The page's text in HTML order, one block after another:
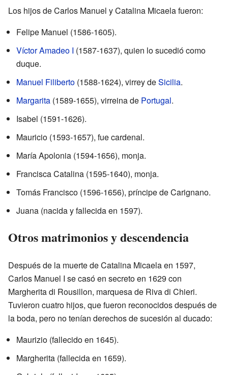
Los hijos de Carlos Manuel y Catalina Micaela fueron:
Felipe Manuel (1586-1605).
Víctor Amadeo I (1587-1637), quien lo sucedió como
duque.
Manuel Filiberto (1588-1624), virrey deSicilia.
Margarita (1589-1655), virreina de Portugal.
Isabel (1591-1626).
Mauricio (1593-1657), fue cardenal.
María Apolonia (1594-1656), monja.
Francisca Catalina (1595-1640), monja.
Tomás Francisco (1596-1656), príncipe de Carignano.
Juana (nacida y fallecida en 1597).
Otros matrimonios y descendencia
Después de la muerte de Catalina Micaela en 1597,
Carlos Manuel I se casó en secreto en 1629 con
Margherita di Rousillon, marquesa de Riva di Chieri.
Tuvieron cuatro hijos, que fueron reconocidos después de
la boda, pero no tenían derechos de sucesión al ducado:
Maurizio (fallecido en 1645).
Margherita (fallecida en 1659).